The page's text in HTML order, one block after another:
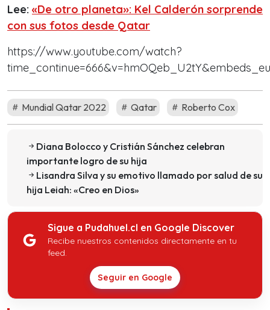
Lee: «De otro planeta»: Kel Calderón sorprende
con sus fotos desde Qatar
https://www.youtube.com/watch?
Mundial Qatar 2022 Qatar Roberto Cox
Diana Bolocco y Cristián Sánchez celebran
importante logro de su hija
Lisandra Silva y su emotivo llamado por salud de su
hija Leiah: «Creo en Dios»
Sigue a Pudahuel.cl en Google Discover
Recibe nuestros contenidos directamente en tu
feed.
Seguir en Google